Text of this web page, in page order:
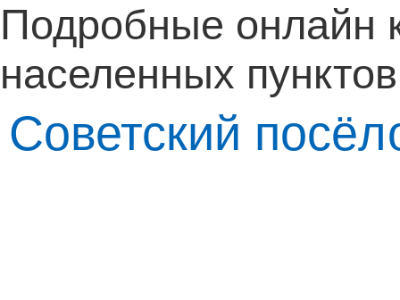
Подробные онлайн
населенных
Советский